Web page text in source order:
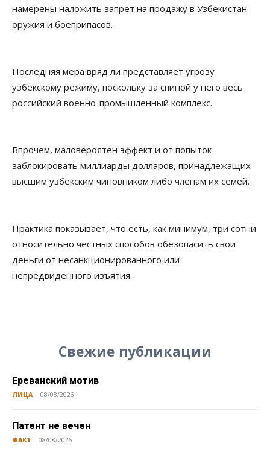
намерены наложить запрет на продажу в Узбекистан
оружия и боеприпасов.
Последняя мера вряд ли представляет угрозу
узбекскому режиму, поскольку за спиной у него весь
российский военно-промышленный комплекс.
Впрочем, маловероятен эффект и от попыток
заблокировать миллиарды долларов, принадлежащих
высшим узбекским чиновником либо членам их семей.
Практика показывает, что есть, как минимум, три сотни
относительно честных способов обезопасить свои
деньги от несанкционированного или
непредвиденного изъятия.
Свежие публикации
Ереванский мотив
ЛИЦА 08/08/2026
Патент не вечен
ФАКТ 08/08/2026